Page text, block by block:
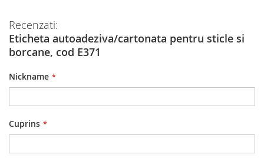
Recenzati:
Eticheta autoadeziva/cartonata pentru sticle si
borcane, cod E371
Nickname
Cuprins